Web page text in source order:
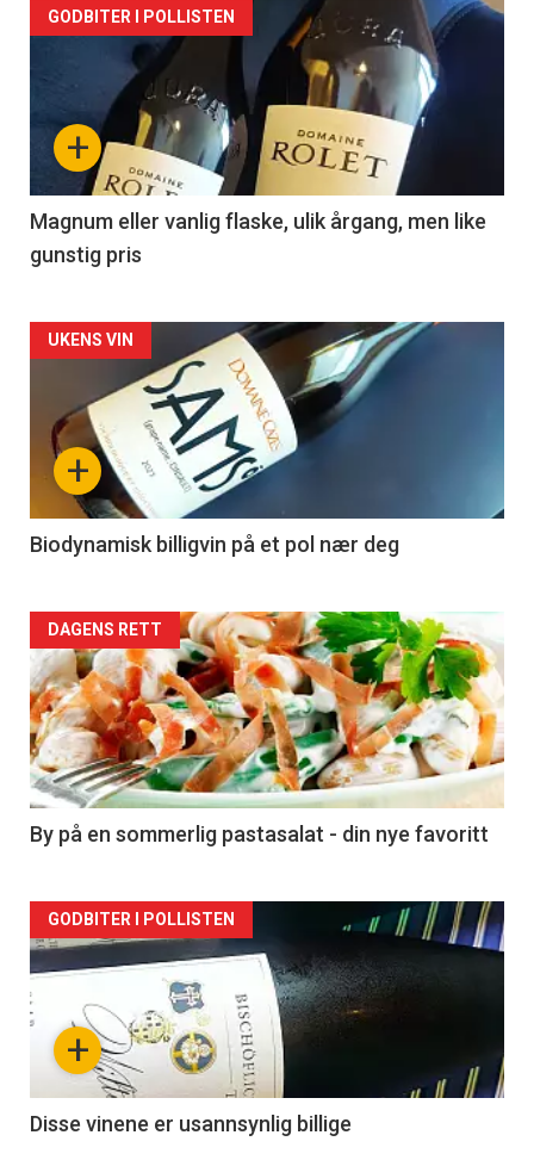
Forsiden
akkurat
nå
3
+
GODBITER I POLLISTEN
Magnum eller vanlig flaske, ulik årgang, men like
gunstig pris
Forsiden
akkurat
nå
4
+
UKENS VIN
Biodynamisk billigvin på et pol nær deg
Forsiden
akkurat
nå
-
5
DAGENS RETT
By på en sommerlig pastasalat - din nye favoritt
Forsiden
akkurat
nå
6
+
GODBITER I POLLISTEN
Disse vinene er usannsynlig billige